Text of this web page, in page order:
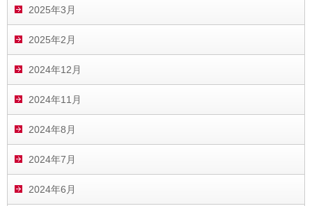
2025年3月
2025年2月
2024年12月
2024年11月
2024年8月
2024年7月
2024年6月